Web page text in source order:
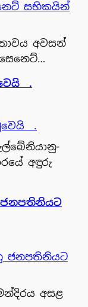
අවසන්
.
අඳුරු
අසළ